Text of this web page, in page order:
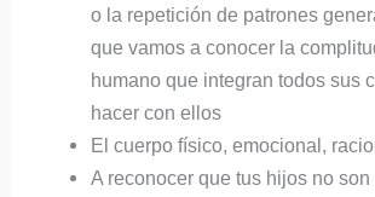
o la repetición de patrones
que vamos a conocer la
humano que integran todos sus
hacer con ellos
El cuerpo físico, emocional,
A reconocer que tus hijos no son